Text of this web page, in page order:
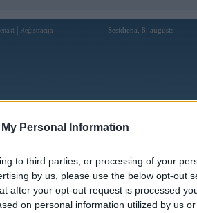
Personal Information
to third parties, or processing of your
by us, please use the below opt-out
after your opt-out request is processed
on personal information utilized by us
Reģistrācija Sestdiena, 8. augusts
Reģistrācija Lietotāji
profils
Pēdējo reizi manīts: 27. Jan 2017, 12:13
Gato_jurko